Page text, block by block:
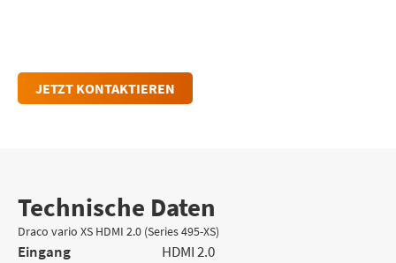
JETZT KONTAKTIEREN
Technische Daten
Draco vario XS HDMI 2.0 (Series 495-XS)
Eingang HDMI 2.0